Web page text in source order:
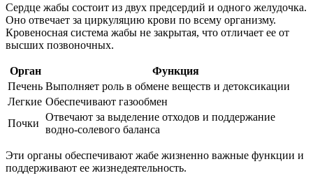
Сердце жабы состоит из двух предсердий и одного желудочка.
Оно отвечает за циркуляцию крови по всему организму.
Кровеносная система жабы не закрытая, что отличает ее от
высших позвоночных.
Орган
Функция
Печень Выполняет роль в обмене веществ и детоксикации
Легкие Обеспечивают газообмен
Почки
Отвечают за выделение отходов и поддержание
водно-солевого баланса
Эти органы обеспечивают жабе жизненно важные функции и
поддерживают ее жизнедеятельность.